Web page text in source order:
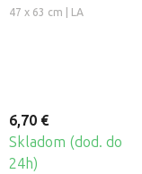
sústava človeka
47 x 63 cm | LA
6,70 €
Skladom (dod. do
24h)